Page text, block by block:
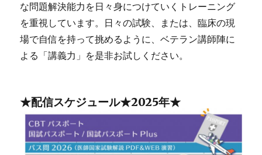
な問題解決能力を日々身につけていくトレーニング
を重視しています。日々の試験、または、臨床の現
場で自信を持って挑めるように、ベテラン講師陣に
よる「講義力」を是非お試しください。
★配信スケジュール★2025年★